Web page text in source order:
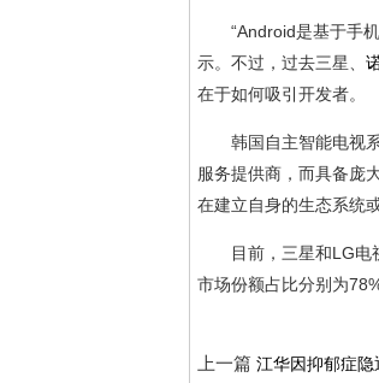
“Android是基于手
示。不过，过去三星、
在于如何吸引开发者。
韩国自主智能电视
服务提供商，而具备庞
在建立自身的生态系统
目前，三星和LG
市场份额占比分别为
上一篇 江华因抑郁症